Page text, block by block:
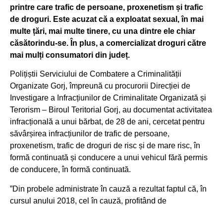
printre care trafic de persoane, proxenetism și trafic
de droguri. Este acuzat că a exploatat sexual, în mai
multe țări, mai multe tinere, cu una dintre ele chiar
căsătorindu-se. În plus, a comercializat droguri către
mai mulți consumatori din județ.
Polițiștii Serviciului de Combatere a Criminalității
Organizate Gorj, împreună cu procurorii Direcției de
Investigare a Infracțiunilor de Criminalitate Organizată și
Terorism – Biroul Teritorial Gorj, au documentat activitatea
infracțională a unui bărbat, de 28 de ani, cercetat pentru
săvârșirea infracțiunilor de trafic de persoane,
proxenetism, trafic de droguri de risc și de mare risc, în
formă continuată și conducere a unui vehicul fără permis
de conducere, în formă continuată.
”Din probele administrate în cauză a rezultat faptul că, în
cursul anului 2018, cel în cauză, profitând de